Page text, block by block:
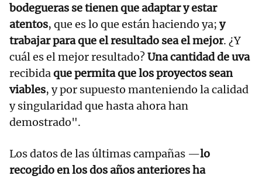
bodegueras se tienen que adaptar y estar
atentos, que es lo que están haciendo ya; y
trabajar para que el resultado sea el mejor. ¿Y
cuál es el mejor resultado?Una cantidad de uva
recibidaque permita que los proyectos sean
viables, y por supuesto manteniendo la calidad
y singularidad que hasta ahora han
demostrado".
Los datos de las últimas campañas —lo
recogido en los dos años anteriores ha